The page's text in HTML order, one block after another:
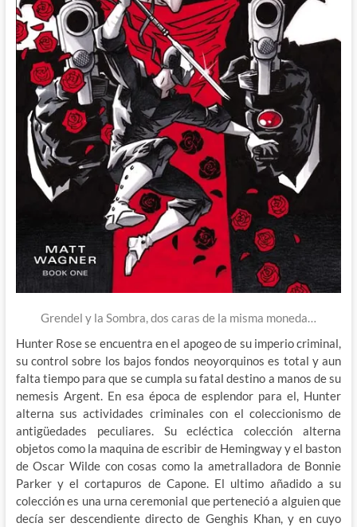
Grendel y la Sombra, dos caras de la misma moneda…
Hunter Rose se encuentra en el apogeo de su imperio criminal,
su control sobre los bajos fondos neoyorquinos es total y aun
falta tiempo para que se cumpla su fatal destino a manos de su
nemesis Argent. En esa época de esplendor para el, Hunter
alterna sus actividades criminales con el coleccionismo de
antigüedades peculiares. Su ecléctica colección alterna
objetos como la maquina de escribir de Hemingway y el baston
de Oscar Wilde con cosas como la ametralladora de Bonnie
Parker y el cortapuros de Capone. El ultimo añadido a su
colección es una urna ceremonial que perteneció a alguien que
decía ser descendiente directo de Genghis Khan, y en cuyo